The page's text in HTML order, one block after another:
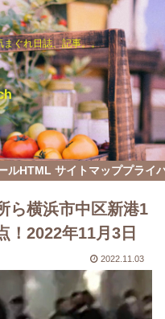
まぐれ日誌、記事。。
ルHTML サイトマッププライ
ら横浜市中区新港1
！2022年11月3日
2022.11.03